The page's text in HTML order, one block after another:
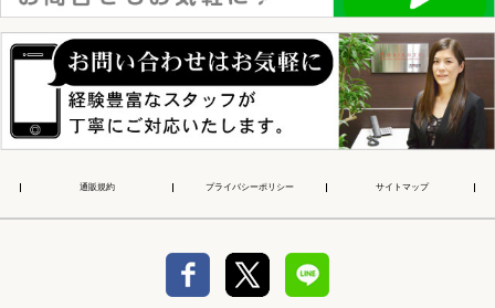
通販規約 プライバシーポリシー サイトマップ